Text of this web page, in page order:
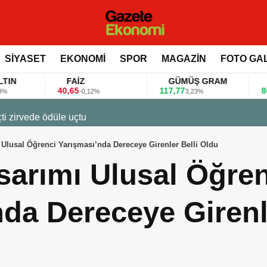
SİYASET EKONOMİ SPOR MAGAZİN FOTO
GÜMÜŞ GRAM
3,23%
BITCOIN
değerlendirdi
Ulusal Öğrenci Yarışması’nda Dereceye Girenler Belli Oldu
Ulusal
Dereceye